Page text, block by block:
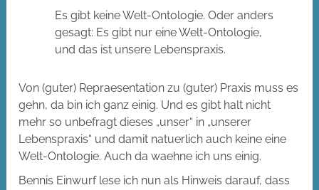
Es gibt keine Welt-Ontologie. Oder anders
gesagt: Es gibt nur eine Welt-Ontologie,
und das ist unsere Lebenspraxis.
Von (guter) Repraesentation zu (guter) Praxis muss es
gehn, da bin ich ganz einig. Und es gibt halt nicht
mehr so unbefragt dieses „unser“ in „unserer
Lebenspraxis“ und damit natuerlich auch keine eine
Welt-Ontologie. Auch da waehne ich uns einig.
Bennis Einwurf lese ich nun als Hinweis darauf, dass